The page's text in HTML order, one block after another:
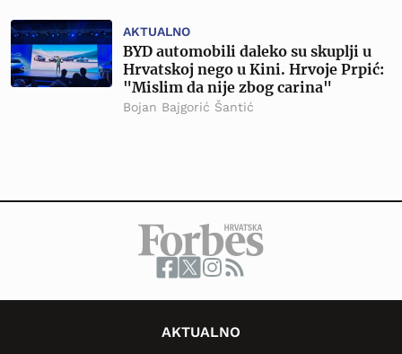
AKTUALNO
BYD automobili daleko su skuplji u
Hrvatskoj nego u Kini. Hrvoje Prpić:
"Mislim da nije zbog carina"
Bojan Bajgorić Šantić
AKTUALNO